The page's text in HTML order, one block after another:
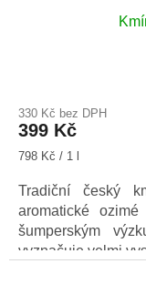
330 Kč bez DPH
399 Kč
Měrná
798 Kč / 1 l
Tradiční český
aromatické
šumperským
vyznačuje velmi